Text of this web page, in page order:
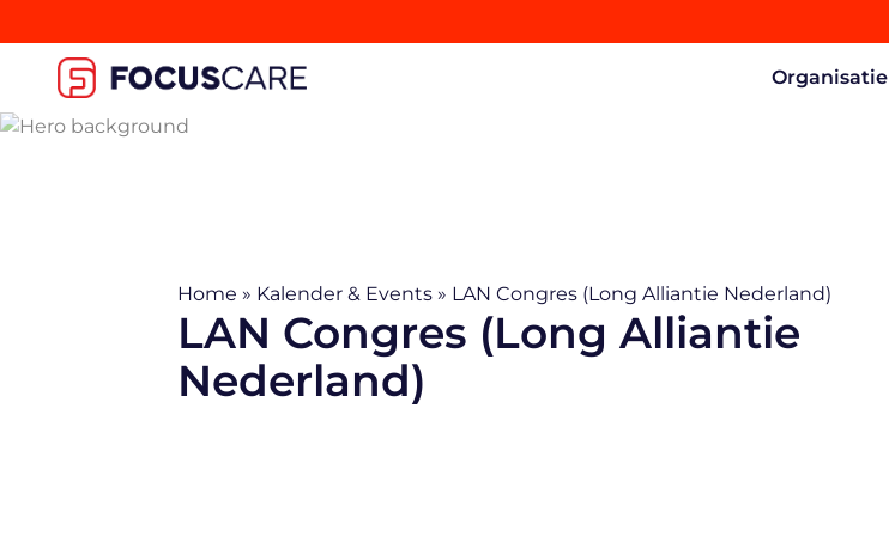
Organisatie
Home » Kalender & Events » LAN Congres (Long Alliantie Nederland)
LAN Congres (Long Alliantie
Nederland)